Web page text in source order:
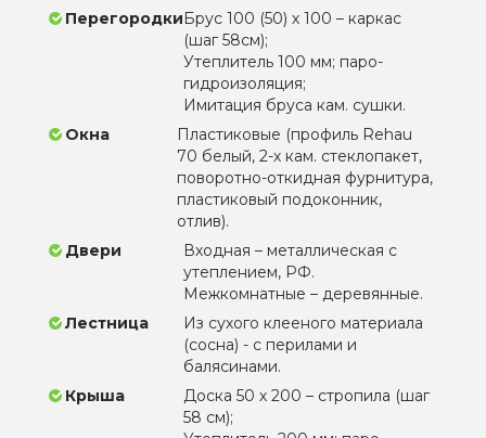
ПерегородкиБрус 100 (50) х 100 – каркас
(шаг 58см);
Утеплитель 100 мм; паро-
гидроизоляция;
Имитация бруса кам. сушки.
Окна
Пластиковые (профиль Rehau
70 белый, 2-х кам. стеклопакет,
поворотно-откидная фурнитура,
пластиковый подоконник,
отлив).
Двери
Входная – металлическая с
утеплением, РФ.
Межкомнатные – деревянные.
Лестница
Из сухого клееного материала
(сосна) - с перилами и
балясинами.
Крыша
Доска 50 х 200 – стропила (шаг
58 см);